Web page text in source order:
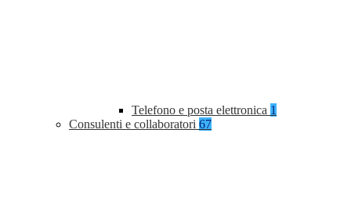
Telefono e posta elettronica 1
Consulenti e collaboratori 67